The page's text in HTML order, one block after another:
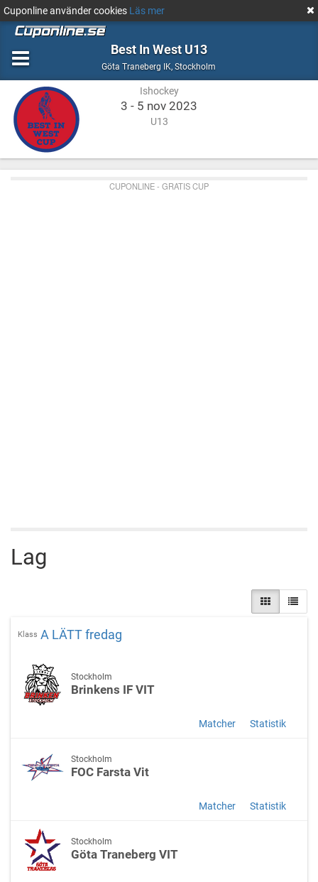
Cuponline använder cookies Läs mer
Best In West U13
Göta Traneberg IK,Ishockey
Stockholm
Ishockey
3 - 5 nov 2023
U13
CUPONLINE - GRATIS CUP
Lag
Klass A LÄTT fredag
Stockholm
Brinkens IF VIT
Matcher Statistik
Stockholm
FOC Farsta Vit
Matcher Statistik
Stockholm
Göta Traneberg VIT